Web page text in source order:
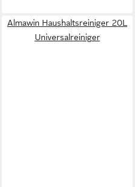
Almawin Haushaltsreiniger 20L
Universalreiniger